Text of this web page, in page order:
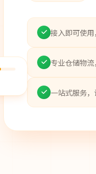
接入即可使
专业仓储物
一站式服务